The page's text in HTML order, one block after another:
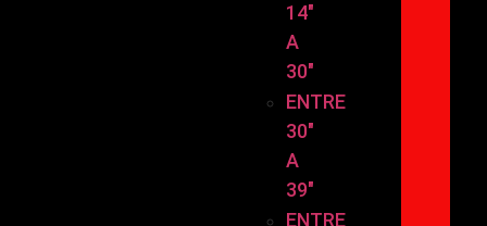
14″
A
30″
ENTRE
30″
A
39″
ENTRE